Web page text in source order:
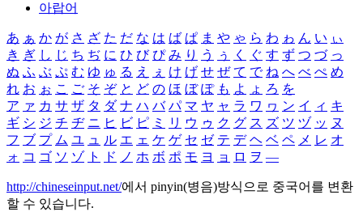
아랍어
あ ぁ か が さ ざ た だ な は ば ぱ ま や ゃ ら わ ゎ ん い ぃ
き ぎ し じ ち ぢ に ひ び ぴ み り う ぅ く ぐ す ず つ づ っ
ぬ ふ ぶ ぷ む ゆ ゅ る え ぇ け げ せ ぜ て で ね へ べ ぺ め
れ お ぉ こ ご そ ぞ と ど の ほ ぼ ぽ も よ ょ ろ を
ア ァ カ サ ザ タ ダ ナ ハ バ パ マ ヤ ャ ラ ワ ヮ ン イ ィ キ
ギ シ ジ チ ヂ ニ ヒ ビ ピ ミ リ ウ ゥ ク グ ス ズ ツ ヅ ッ ヌ
フ ブ プ ム ユ ュ ル エ ェ ケ ゲ セ ゼ テ デ ヘ ベ ペ メ レ オ
ォ コ ゴ ソ ゾ ト ド ノ ホ ボ ポ モ ヨ ョ ロ ヲ ―
http://chineseinput.net/에서 pinyin(병음)방식으로 중국어를 변환
할 수 있습니다.